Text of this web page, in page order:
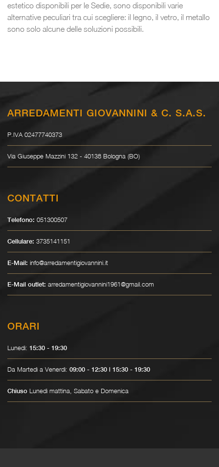
estetico disponibili per le Sedie, sono disponibili varie
alternative peculiari tra cui scegliere: il legno, il vetro, il metallo
sono solo alcune delle soluzioni possibili.
ARREDAMENTI GIOVANNINI & C. S.A.S.
P.IVA 02477740373
Via Giuseppe Mazzini 132 - 40138 Bologna (BO)
CONTATTI
Telefono: 051300507
Cellulare: 3735141151
E-Mail: info@arredamentigiovannini.it
E-Mail outlet: arredamentigiovannini1961@gmail.com
ORARI
Lunedì: 15:30 - 19:30
Da Martedì a Venerdì: 09:00 - 12:30 | 15:30 - 19:30
Chiuso Lunedì mattina, Sabato e Domenica